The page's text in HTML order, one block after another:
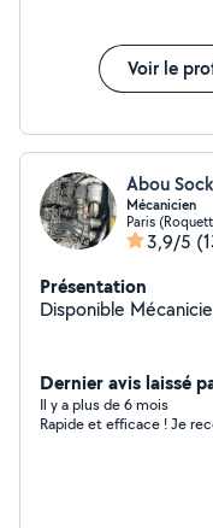
Voir le
Abou Sock
Mécanicien
Paris
3,9/5
Présentation
Disponible
Dernier avis laissé
Il y a plus de 6 mois
Rapide et efficace ! Je